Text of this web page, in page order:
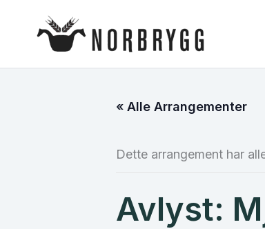
« Alle Arrangementer
Dette arrangement har
Avlyst: